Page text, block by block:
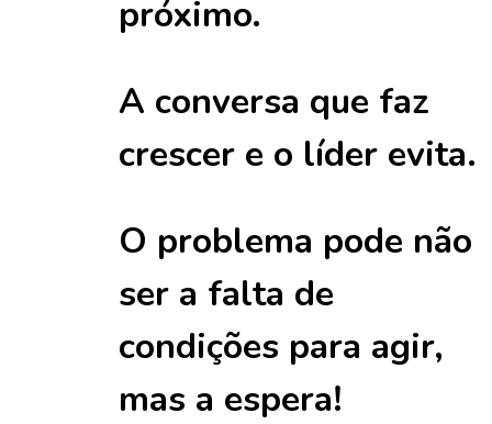
próximo.
A conversa que faz
crescer e o líder evita.
O problema pode não
ser a falta de
condições para agir,
mas a espera!